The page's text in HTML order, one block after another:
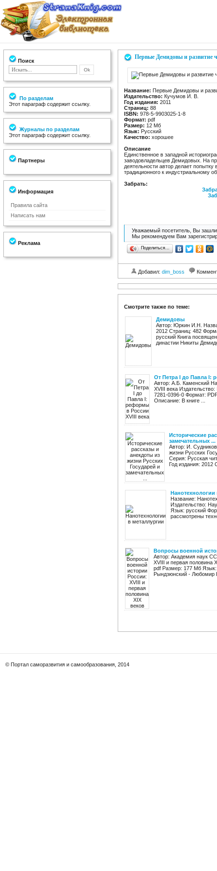
Поиск
По разделам
Этот параграф содержит ссылку.
Журналы по разделам
Этот параграф содержит ссылку.
Партнеры
Информация
Правила сайта
Написать нам
Реклама
Первые Демидовы и развитие
Название: Первые Демидовы и
Издательство: Кучумов И. В.
Год издания: 2011
Страниц: 88
ISBN: 978-5-9903025-1-8
Формат: pdf
Размер: 12 Мб
Язык: Русский
Качество: хорошее
Описание
Единственное в западной
заводовладельцев Демидовых. На
деятельности автор делает
традиционного к индустриальному
Забрать:
Уважаемый посетитель, Вы зашли
Мы рекомендуем Вам
Поделиться…
Добавил: dim_boss
Смотрите также по теме:
Демидовы
Автор: Юркин И.Н.
2012 Страниц: 482
русский Книга
династии Никиты
От Петра I до Павла I:
Автор: А.Б. Каменский
XVIII века
7281-0396-0 Формат:
Описание: В книге ...
Исторические
замечательных ...
Автор: И.
жизни Русских
Серия: Русская
Год издания: 2012
Нанотехнологии
Название:
Издательство:
Язык: русский
рассмотрены
Вопросы военной
Автор: Академия наук
XVIII и первая половина
pdf Размер: 177 Мб
Рындзюнский - Любомир
© Портал саморазвития и самообразования, 2014